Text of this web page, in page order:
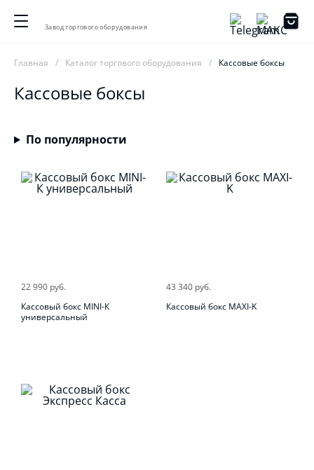
Завод торгового оборудования
Главная Каталог торгового оборудования Кассовые боксы
Кассовые боксы
По популярности
22 990 руб.
Кассовый бокс MINI-К
универсальный
43 340 руб.
Кассовый бокс MAXI-K